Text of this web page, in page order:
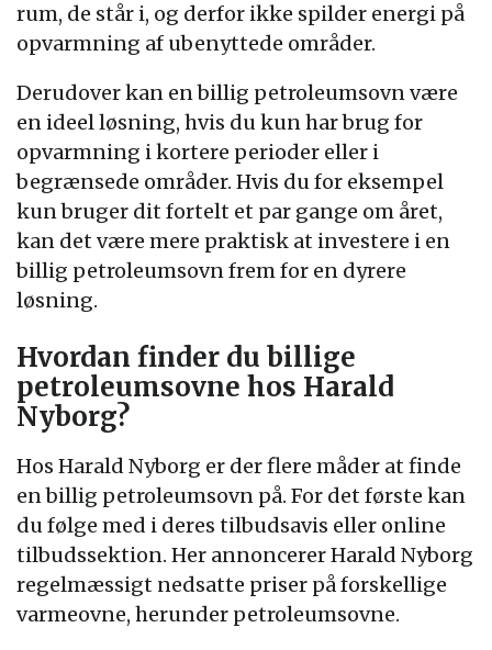
rum, de står i, og derfor ikke spilder energi på
opvarmning af ubenyttede områder.
Derudover kan en billig petroleumsovn være
en ideel løsning, hvis du kun har brug for
opvarmning i kortere perioder eller i
begrænsede områder. Hvis du for eksempel
kun bruger dit fortelt et par gange om året,
kan det være mere praktisk at investere i en
billig petroleumsovn frem for en dyrere
løsning.
Hvordan finder du billige
petroleumsovne hos Harald
Nyborg?
Hos Harald Nyborg er der flere måder at finde
en billig petroleumsovn på. For det første kan
du følge med i deres tilbudsavis eller online
tilbudssektion. Her annoncerer Harald Nyborg
regelmæssigt nedsatte priser på forskellige
varmeovne, herunder petroleumsovne.